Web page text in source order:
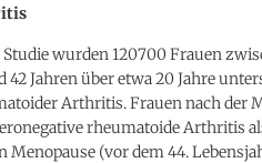
wurden 120700 Frauen
42 Jahren über etwa 20 Jahre
Arthritis. Frauen nach der
rheumatoide Arthritis
Menopause (vor dem 44.